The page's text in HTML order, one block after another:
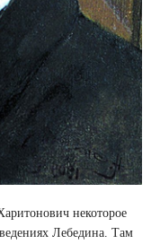
некоторое
Лебедина. Там